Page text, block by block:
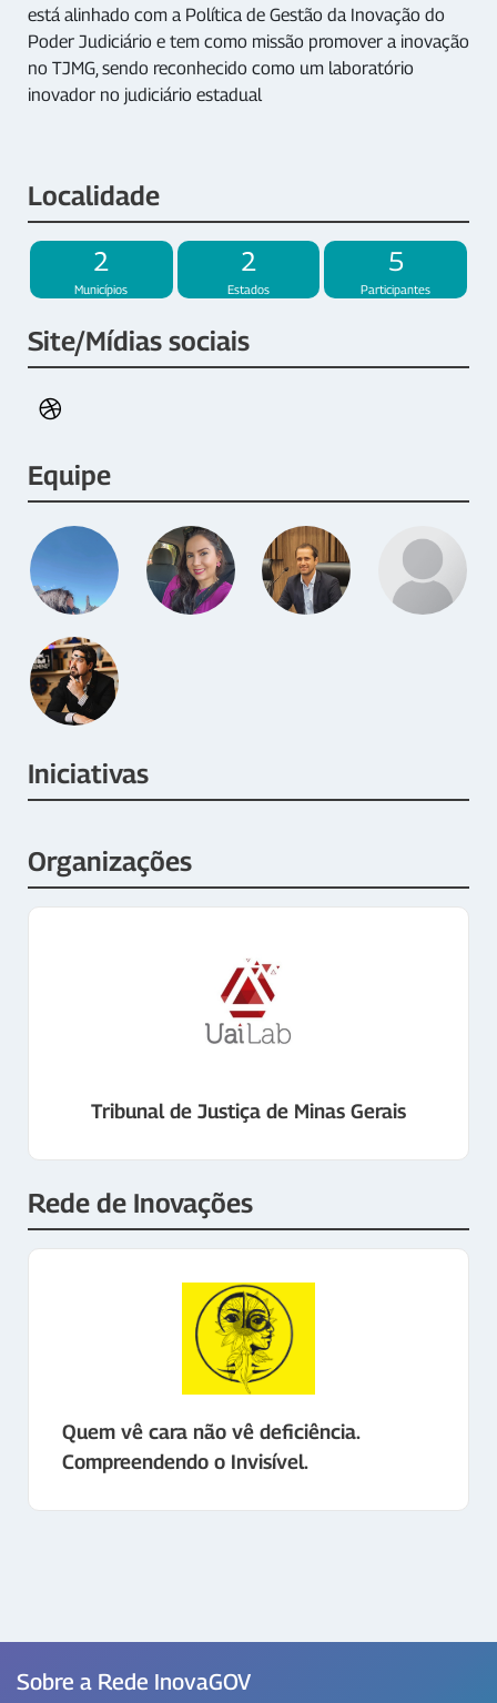
está alinhado com a Política de Gestão da Inovação do
Poder Judiciário e tem como missão promover a inovação
no TJMG, sendo reconhecido como um laboratório
inovador no judiciário estadual
Localidade
2
Municípios
2
Estados
5
Participantes
Site/Mídias sociais
Equipe
Iniciativas
Organizações
Tribunal de Justiça de Minas Gerais
Rede de Inovações
Quem vê cara não vê deficiência.
Compreendendo o Invisível.
Sobre a Rede InovaGOV